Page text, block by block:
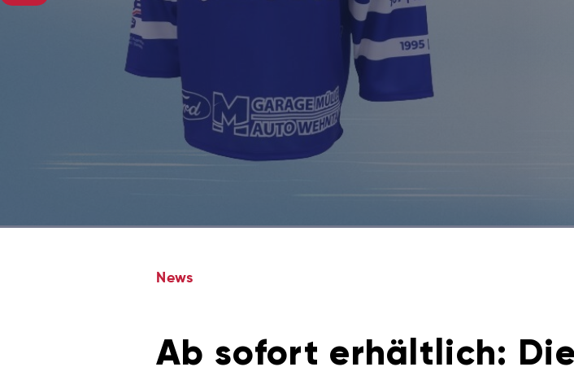
News
Ab sofort erhältlich: